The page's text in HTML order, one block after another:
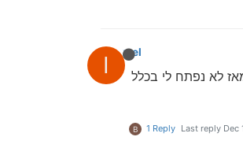
I israel
לא נפתח לי בכלל
B 1 Reply Last reply Dec